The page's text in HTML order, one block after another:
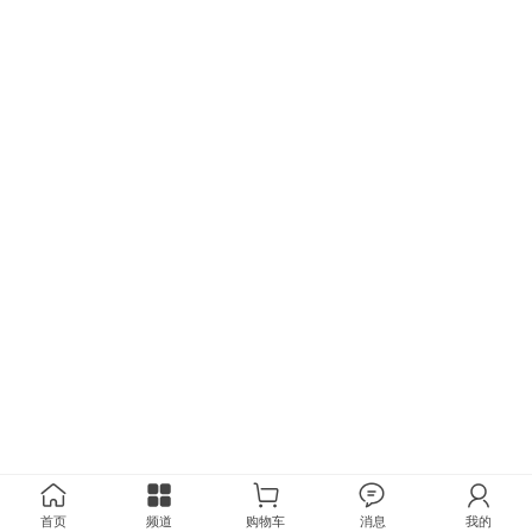
首页 频道 购物车 消息 我的